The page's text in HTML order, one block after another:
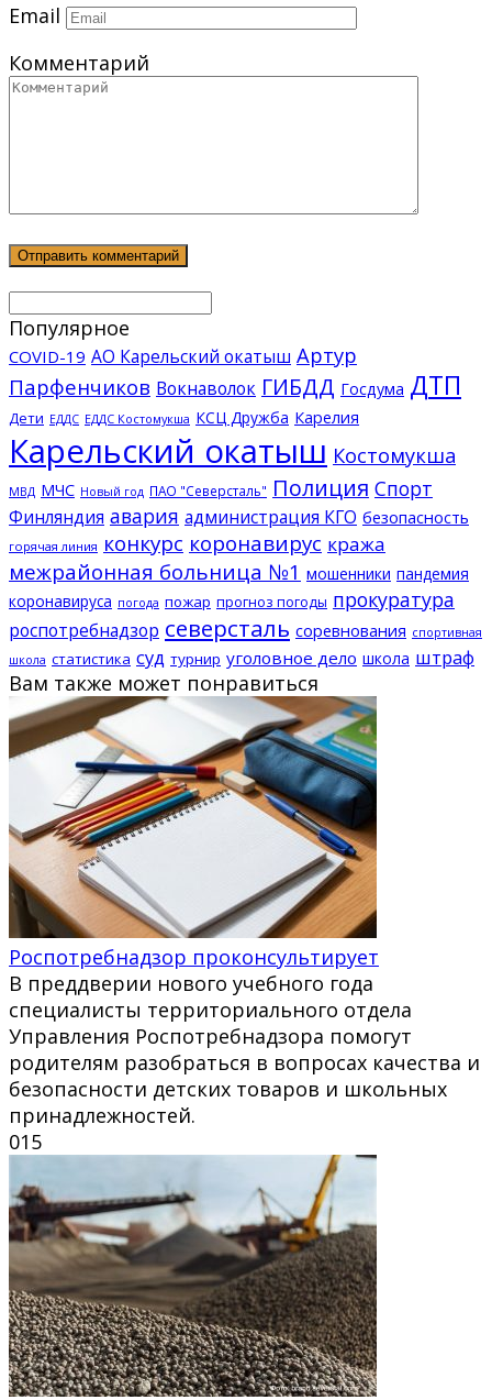
Email
Комментарий
Популярное
COVID-19 АО Карельский окатыш Артур
Парфенчиков Вокнаволок ГИБДД Госдума ДТП
Дети ЕДДС ЕДДС Костомукша КСЦ Дружба Карелия
Карельский окатыш Костомукша
МВД МЧС Новый год ПАО "Северсталь" Полиция Спорт
Финляндия авария администрация КГО безопасность
горячая линия конкурс коронавирус кража
межрайонная больница №1 мошенники пандемия
коронавируса погода пожар прогноз погоды прокуратура
роспотребнадзор северсталь соревнования спортивная
школа статистика суд турнир уголовное дело школа штраф
Вам также может понравиться
Роспотребнадзор проконсультирует
В преддверии нового учебного года
специалисты территориального отдела
Управления Роспотребнадзора помогут
родителям разобраться в вопросах качества и
безопасности детских товаров и школьных
принадлежностей.
015